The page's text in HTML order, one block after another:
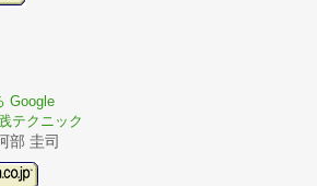
Google
テクニック
部 圭司